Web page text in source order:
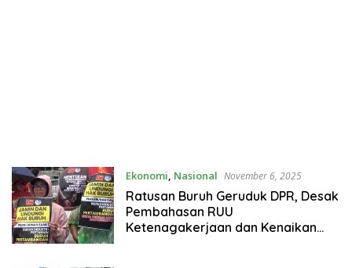
Ekonomi, Nasional November 6, 2025
Ratusan Buruh Geruduk DPR, Desak
Pembahasan RUU
Ketenagakerjaan dan Kenaikan